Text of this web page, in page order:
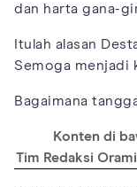
dan harta gana-
Itulah alasan
Semoga menjadi
Bagaimana
Konten di
Tim Redaksi